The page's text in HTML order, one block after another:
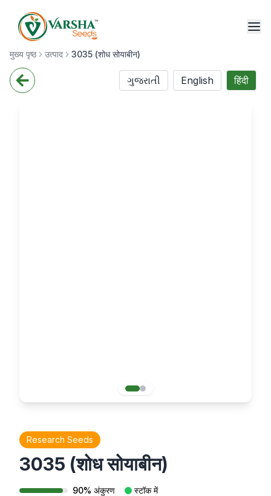
मुख्य पृष्ठ उत्पाद 3035 (शोध सोयाबीन)
ગુજરાતી English हिंदी
Research Seeds
3035 (शोध सोयाबीन)
90% अंकुरण स्टॉक में